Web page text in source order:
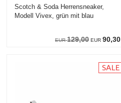
EUR129,00 EUR 90,30
Scotch & Soda Herrensneaker,
Modell Vivex, grün mit blau